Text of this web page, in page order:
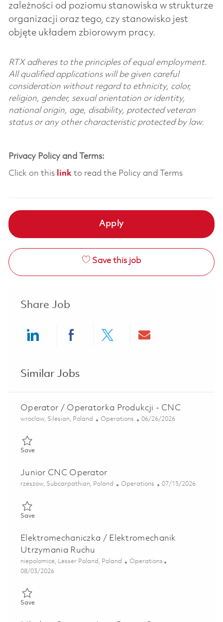
zależności od poziomu stanowiska w strukturze
organizacji oraz tego, czy stanowisko jest
objęte układem zbiorowym pracy.
RTX adheres to the principles of equal employment.
All qualified applications will be given careful
consideration without regard to ethnicity, color,
religion, gender, sexual orientation or identity,
national origin, age, disability, protected veteran
status or any other characteristic protected by law.
Privacy Policy and Terms:
Click on this linkto read the Policy and Terms
Apply
Save this job
Share Job
Similar Jobs
Operator / Operatorka Produkcji - CNC
Location
wroclaw, Silesian, Poland Category
Operations Posted Date
06/26/2026
SaveSave Operator / Operatorka Produkcji - CNC 01837115
Junior CNC Operator
Location
rzeszow, Subcarpathian, Poland Category
Operations Posted Date
07/15/2026
SaveSave Junior CNC Operator 01855636
Elektromechaniczka / Elektromechanik
Utrzymania Ruchu
Location
niepolomice, Lesser Poland, Poland Category
Operations
Posted Date
08/03/2026
SaveSave Elektromechaniczka / Elektromechanik Utrzymania Ruchu